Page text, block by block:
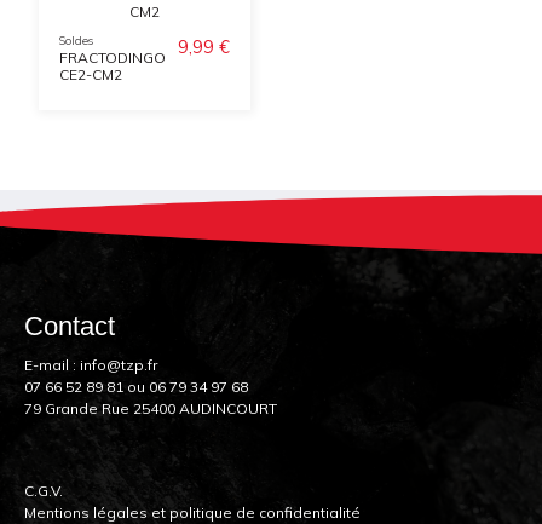
Soldes
FRACTODINGO
CE2-CM2
9,99 €
Contact
E-mail : info@tzp.fr
07 66 52 89 81 ou 06 79 34 97 68
79 Grande Rue 25400 AUDINCOURT
C.G.V.
Mentions légales et politique de confidentialité